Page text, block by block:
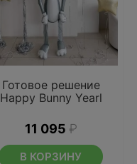
Готовое решение
Happy Bunny Yearl
11 095 ₽
В КОРЗИНУ